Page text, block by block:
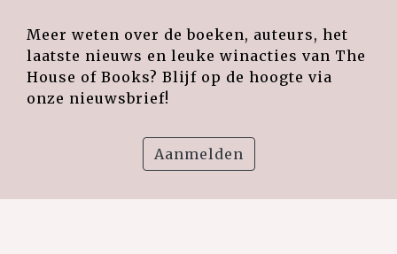
Meer weten over de boeken, auteurs, het
laatste nieuws en leuke winacties van The
House of Books? Blijf op de hoogte via
onze nieuwsbrief!
Aanmelden